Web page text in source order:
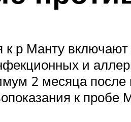
р Манту
и
2 месяца
к пробе